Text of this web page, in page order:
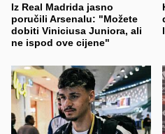
Iz Real Madrida jasno
poručili Arsenalu: "Možete
dobiti Viniciusa Juniora, ali
ne ispod ove cijene"